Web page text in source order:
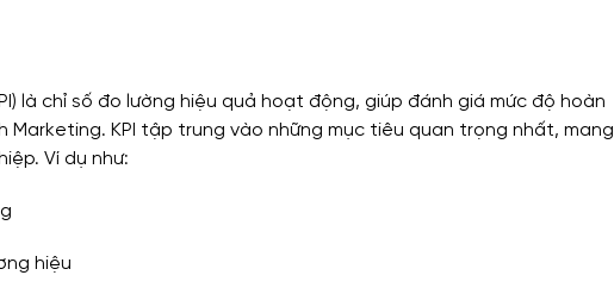
là chỉ số đo lường hiệu quả hoạt động, giúp đánh giá mức độ hoàn
Marketing. KPI tập trung vào những mục tiêu quan trọng nhất, mang
Ví dụ như:
hiệu